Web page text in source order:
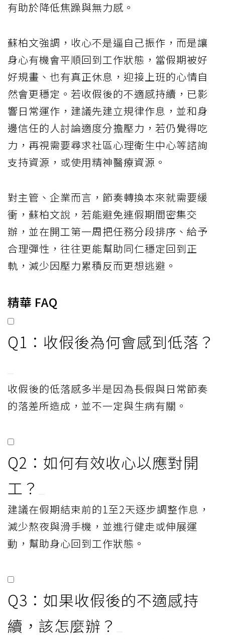
有助於降低焦躁與無力感。
蘇柏文強調，收心不是逼自己振作，而是讓
身心有機會平順回到工作狀態，當假期被好
好規畫、也有真正休息，迎接上班的心情自
然會更穩定。若收假後的不適感持續，已影
響日常運作，建議先建立規律作息，並和身
邊信任的人討論適度分擔壓力，若仍覺得吃
力，再視需要尋求社區心理衛生中心等諮詢
支持資源，或使用精神醫療資源。
對主管、企業而言，節奏轉換本來就需要緩
衝，蘇柏文說，若能避免連假期間密集交
辦，並在開工第一周把任務分段排序、給予
合理彈性，往往更能幫助同仁穩定回到正
軌，減少因壓力累積反而更想逃避。
精華 FAQ
Q1：收假後為何會感到低落？
收假後的低落感多半是因為長假與日常節奏
的落差所造成，並不一定與生病有關。
Q2：如何有效收心以應對開
工？
建議在假期結束前的1至2天逐步調整作息，
減少熬夜與滑手機，並進行健走或伸展運
動，幫助身心回到工作狀態。
Q3：如果收假後的不適感持
續，該怎麼辦？